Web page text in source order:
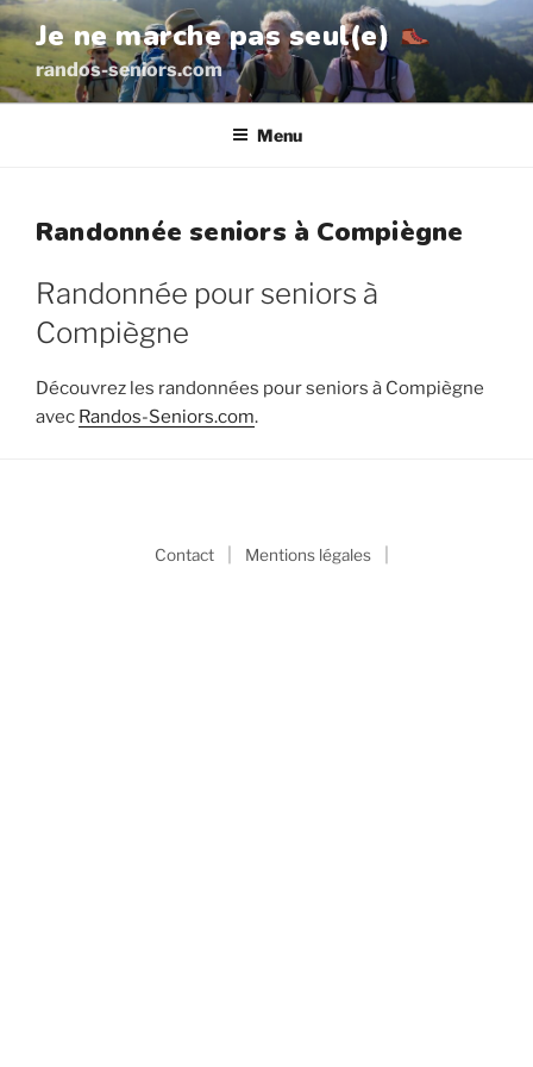
Aller
au
contenu
principal
Je ne marche pas seul(e)
randos-seniors.com
Menu
Randonnée seniors à Compiègne
Randonnée pour seniors à
Compiègne
Découvrez les randonnées pour seniors à Compiègne
avec Randos-Seniors.com.
Contact Mentions légales